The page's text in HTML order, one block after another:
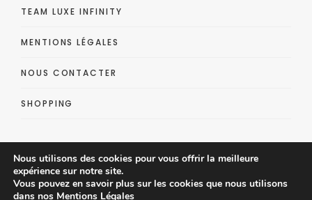
TEAM LUXE INFINITY
MENTIONS LÉGALES
NOUS CONTACTER
SHOPPING
Nous utilisons des cookies pour vous offrir la meilleure
expérience sur notre site.
Vous pouvez en savoir plus sur les cookies que nous utilisons
dans nos Mentions Légales